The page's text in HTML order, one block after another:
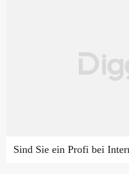
Sind Sie ein Profi bei